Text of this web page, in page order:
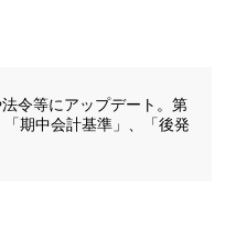
令等にアップデート。第
期中会計基準」、「後発